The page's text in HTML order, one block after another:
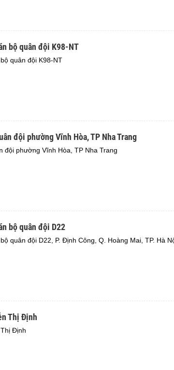
bộ quân đội K98-NT
quân đội K98-NT
đội phường Vĩnh Hòa, TP Nha Trang
đội phường Vĩnh Hòa, TP Nha Trang
bộ quân đội D22
quân đội D22, P. Định Công, Q. Hoàng Mai, TP. Hà
Thị Định
Định